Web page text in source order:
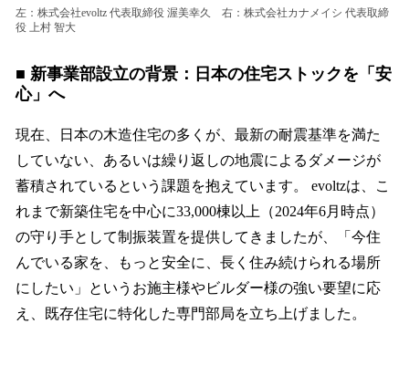
左：株式会社evoltz 代表取締役 渥美幸久 右：株式会社カナメイシ 代表取締
役 上村 智大
■ 新事業部設立の背景：日本の住宅ストックを「安
心」へ
現在、日本の木造住宅の多くが、最新の耐震基準を満た
していない、あるいは繰り返しの地震によるダメージが
蓄積されているという課題を抱えています。 evoltzは、こ
れまで新築住宅を中心に33,000棟以上（2024年6月時点）
の守り手として制振装置を提供してきましたが、「今住
んでいる家を、もっと安全に、長く住み続けられる場所
にしたい」というお施主様やビルダー様の強い要望に応
え、既存住宅に特化した専門部局を立ち上げました。